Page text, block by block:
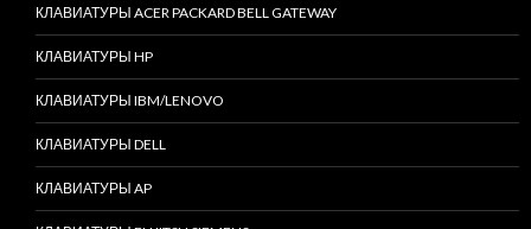
КЛАВИАТУРЫ ACER PACKARD BELL GATEWAY
КЛАВИАТУРЫ HP
КЛАВИАТУРЫ IBM/LENOVO
КЛАВИАТУРЫ DELL
КЛАВИАТУРЫ AP